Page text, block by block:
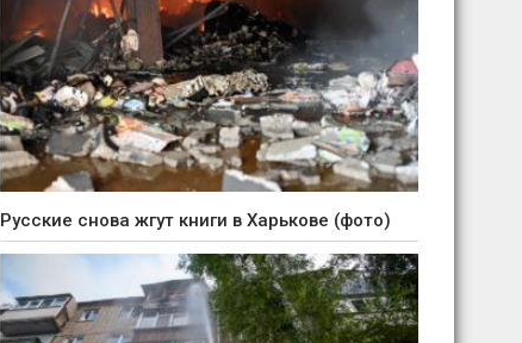
Русские снова жгут книги в Харькове (фото)